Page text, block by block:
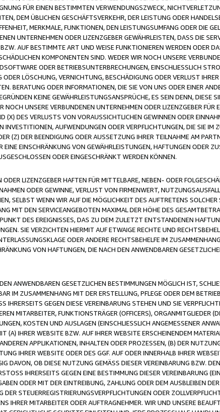
FÜR EINEN BESTIMMTEN VERWENDUNGSZWECK,
DEM ÜBLICHEN GESCHÄFTSVERKEHR, DER LEISTUNG ODER
MERKMALE, FUNKTIONEN, DEN LEISTUNGSUMFANG ODER DIE
UNTERNEHMEN ODER LIZENZGEBER GEWÄHRLEISTEN, DASS DIE
AUF BESTIMMTE ART UND WEISE FUNKTIONIEREN WERDEN ODER
KOMPONENTEN SIND. WEDER WIR NOCH UNSERE
ODER BETRIEBSUNTERBRECHUNGEN, EINSCHLIESSLICH
LÖSCHUNG, VERNICHTUNG, BESCHÄDIGUNG ODER VERLUST
BERATUNG ODER INFORMATIONEN, DIE SIE VON UNS ODER EINER
KEINE GEWÄHRLEISTUNGSANSPRÜCHE, ES SEIN DENN, DIESE
NOCH UNSERE VERBUNDENEN UNTERNEHMEN ODER LIZENZGEBER
(X) DES VERLUSTS VON VORAUSSICHTLICHEN GEWINNEN ODER
AUFWENDUNGEN ODER VERPFLICHTUNGEN, DIE SIE IM
(Z) DER BEENDIGUNG ODER AUSSETZUNG IHRER TEILNAHME AM
EINSCHRÄNKUNG VON GEWÄHRLEISTUNGEN, HAFTUNGEN ODER
ODER EINGESCHRÄNKT WERDEN KÖNNEN.
LIZENZGEBER HAFTEN FÜR MITTELBARE, NEBEN- ODER
ODER GEWINNE, VERLUST VON FIRMENWERT,
SELBST WENN WIR AUF DIE MÖGLICHKEIT DES AUFTRETENS SOLCHER
MIT DEN SERVICEANGEBOTEN MAXIMAL DER HÖHE DES
DES EREIGNISSES, DAS ZU DEM ZULETZT ENTSTANDENEN
SIE VERZICHTEN HIERMIT AUF ETWAIGE RECHTE UND
ODER ANDERE RECHTSBEHELFE IM
VON HAFTUNGEN, DIE NACH DEN ANWENDBAREN
ANWENDBAREN GESETZLICHEN BESTIMMUNGEN MÖGLICH IST,
IM ZUSAMMENHANG MIT DER ERSTELLUNG, PFLEGE ODER DEM
IHRERSEITS GEGEN DIESE VEREINBARUNG STEHEN UND SIE
MITARBEITER, FUNKTIONSTRÄGER (OFFICERS), ORGANMITGLIEDER
KOSTEN UND AUSLAGEN (EINSCHLIESSLICH ANGEMESSENER
IHRER WEBSITE BZW. AUF IHRER WEBSITE ERSCHEINENDEM
APPLIKATIONEN, INHALTEN ODER PROZESSEN, (B) DER
IHRER WEBSITE ODER DES GGF. AUF ODER INNERHALB IHRER
DAVON, OB DIESE NUTZUNG GEMÄSS DIESER VEREINBARUNG BZW.
IHRERSEITS GEGEN EINE BESTIMMUNG DIESER VEREINBARUNG
ODER MIT DER EINTREIBUNG, ZAHLUNG ODER DEM AUSBLEIBEN
STEUERREGISTRIERUNGSVERPFLICHTUNGEN ODER
IHRER MITARBEITER ODER AUFTRAGNEHMER. WIR UND UNSERE